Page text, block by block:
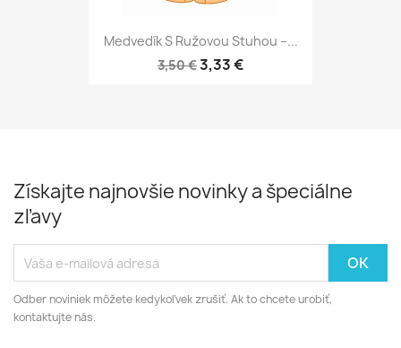
Medvedík S Ružovou Stuhou –...
3,50 €3,33 €
Získajte najnovšie novinky a špeciálne
zľavy
Odber noviniek môžete kedykoľvek zrušiť. Ak to chcete urobiť,
kontaktujte nás.